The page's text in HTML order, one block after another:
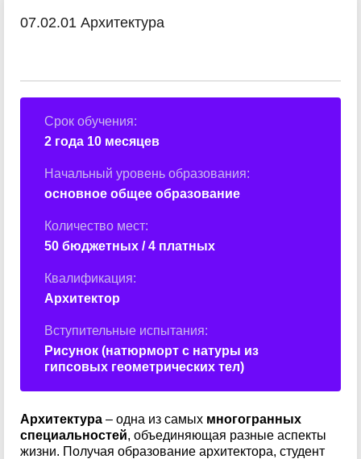
07.02.01 Архитектура
Срок обучения:
2 года 10 месяцев
Начальный уровень образования:
основное общее образование
Количество мест:
50 бюджетных / 4 платных
Квалификация:
Архитектор
Вступительные испытания:
Рисунок (натюрморт с натуры из
гипсовых геометрических тел)
Архитектура – одна из самых многогранных
специальностей, объединяющая разные аспекты
жизни. Получая образование архитектора, студент